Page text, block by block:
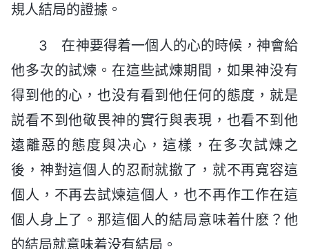
規人結局的證據。
3 在神要得着一個人的心的時候，神會給
他多次的試煉。在這些試煉期間，如果神没有
得到他的心，也没有看到他任何的態度，就是
説看不到他敬畏神的實行與表現，也看不到他
遠離惡的態度與决心，這樣，在多次試煉之
後，神對這個人的忍耐就撤了，就不再寬容這
個人，不再去試煉這個人，也不再作工作在這
個人身上了。那這個人的結局意味着什麽？他
的結局就意味着没有結局。